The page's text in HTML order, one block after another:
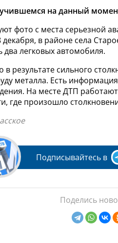
на данный
фото с места серьезной
декабря, в районе села
легковых автомобиля.
в результате сильного
металла. Есть
На месте ДТП
где произошло
Подписывайтесь в
Поделись